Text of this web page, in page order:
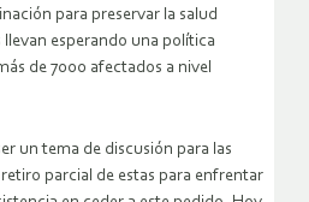
para preservar la salud
esperando una política
de 7000 afectados a nivel
un tema de discusión para las
retiro parcial de estas para enfrentar